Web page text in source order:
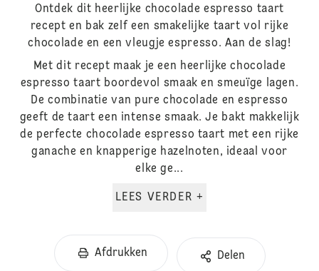
Ontdek dit heerlijke chocolade espresso taart
recept en bak zelf een smakelijke taart vol rijke
chocolade en een vleugje espresso. Aan de slag!
Met dit recept maak je een heerlijke chocolade
espresso taart boordevol smaak en smeuïge lagen.
De combinatie van pure chocolade en espresso
geeft de taart een intense smaak. Je bakt makkelijk
de perfecte chocolade espresso taart met een rijke
ganache en knapperige hazelnoten, ideaal voor
elke ge...
LEES VERDER +
Afdrukken Delen